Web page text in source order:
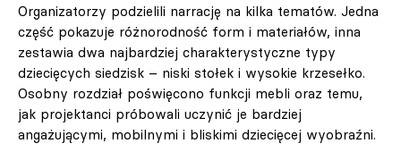
Organizatorzy podzielili narrację na kilka tematów. Jedna
część pokazuje różnorodność form i materiałów, inna
zestawia dwa najbardziej charakterystyczne typy
dziecięcych siedzisk – niski stołek i wysokie krzesełko.
Osobny rozdział poświęcono funkcji mebli oraz temu,
jak projektanci próbowali uczynić je bardziej
angażującymi, mobilnymi i bliskimi dziecięcej wyobraźni.